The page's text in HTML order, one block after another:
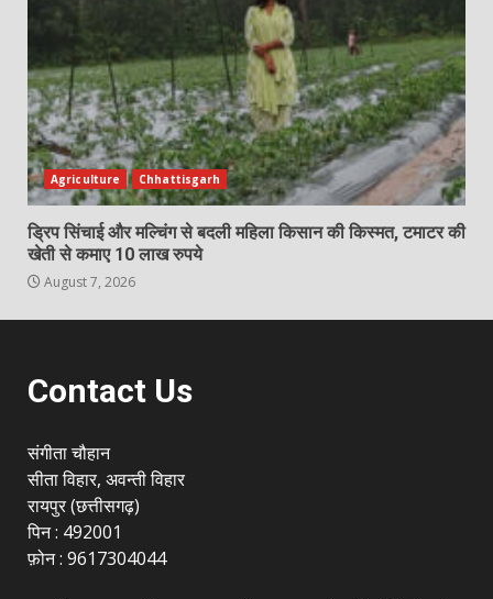
Agriculture Chhattisgarh
ड्रिप सिंचाई और मल्चिंग से बदली महिला किसान की किस्मत, टमाटर की
खेती से कमाए 10 लाख रुपये
August 7, 2026
Contact Us
संगीता चौहान
सीता विहार, अवन्ती विहार
रायपुर (छत्तीसगढ़)
पिन : 492001
फ़ोन : 9617304044